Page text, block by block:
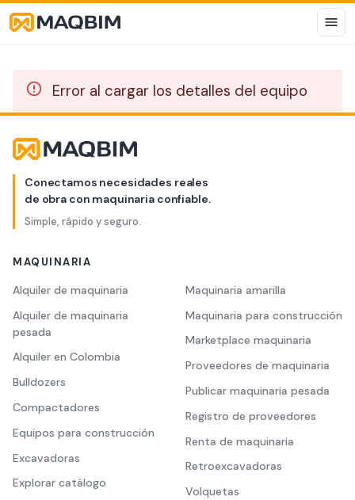
Error al cargar los detalles del equipo
Conectamos necesidades reales
de obra con maquinaria confiable.
Simple, rápido y seguro.
MAQUINARIA
Alquiler de maquinaria
Alquiler de maquinaria
pesada
Alquiler en Colombia
Bulldozers
Compactadores
Equipos para construcción
Excavadoras
Explorar catálogo
Maquinaria amarilla
Maquinaria para construcción
Marketplace maquinaria
Proveedores de maquinaria
Publicar maquinaria pesada
Registro de proveedores
Renta de maquinaria
Retroexcavadoras
Volquetas